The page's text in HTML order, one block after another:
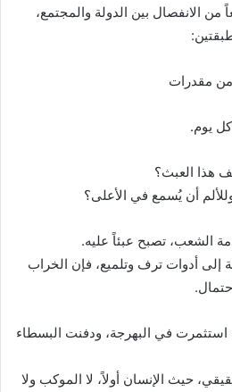
من الانفصال بين الدولة والمجتمع،
مقدرات
يوم.
هذا العبث؟
أن يُسمع في الأعلى؟
الشعب، تصبح عبئاً عليه.
أدوات ترف وتلميع، فإن الخراب
في البهرجة، ودفنت البسطاء
حيث الإنسان أولاً، لا الموكب ولا